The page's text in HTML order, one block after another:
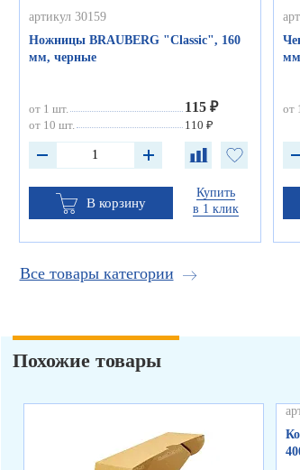
артикул 30159
Ножницы BRAUBERG "Classic", 160
мм, черные
от 1 шт. 115 ₽
от 10 шт. 110 ₽
В корзину
Купить
в 1 клик
от
Все товары категории
Похожие товары